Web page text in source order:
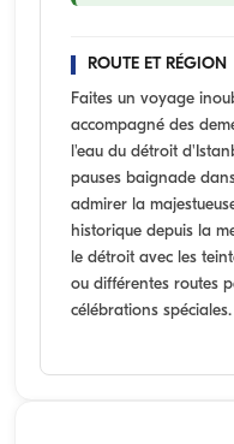
ROUTE ET RÉGION
Faites un voyage
accompagné des
l'eau du détroit
pauses baignade
admirer la
historique depuis la
le détroit avec les
ou différentes routes
célébrations spéciales.